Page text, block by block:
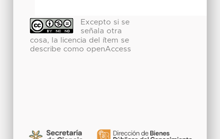
Excepto si se
señala otra
cosa, la licencia del ítem se
describe como openAccess